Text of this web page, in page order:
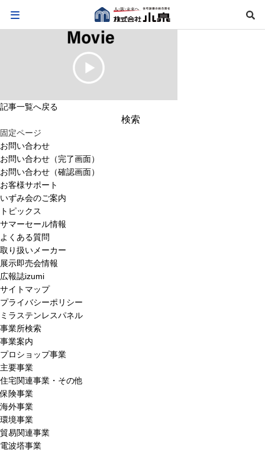
記事一覧へ戻る
索:
固定ページ
お問い合わせ
お問い合わせ（完了画面）
お問い合わせ（確認画面）
お客様サポート
いずみ会のご案内
トピックス
サマーセール情報
よくある質問
取り扱いメーカー
展示即売会情報
広報誌izumi
サイトマップ
プライバシーポリシー
ミラステンレスパネル
事業所検索
事業案内
プロショップ事業
主要事業
住宅関連事業・その他
保険事業
海外事業
環境事業
貿易関連事業
電波塔事業